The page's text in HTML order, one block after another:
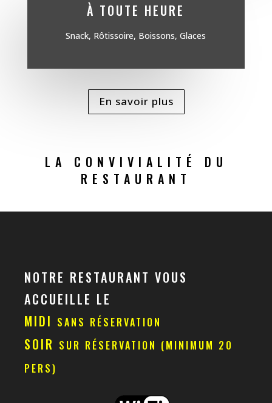
À TOUTE HEURE
Snack, Rôtissoire, Boissons, Glaces
En savoir plus
LA CONVIVIALITÉ DU
RESTAURANT
NOTRE RESTAURANT VOUS
ACCUEILLE LE
MIDI SANS RÉSERVATION
SOIR SUR RÉSERVATION (MINIMUM 20
PERS)